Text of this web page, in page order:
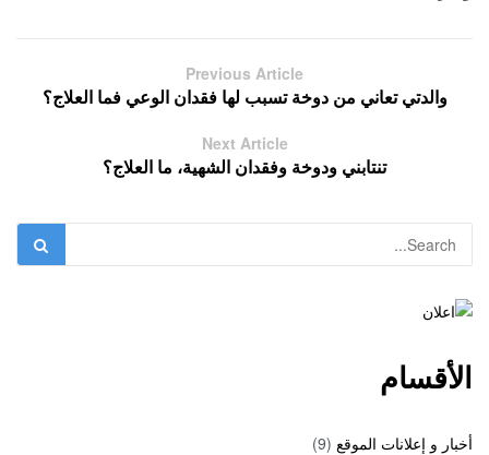
Previous Article
والدتي تعاني من دوخة تسبب لها فقدان الوعي فما العلاج؟
Next Article
تنتابني ودوخة وفقدان الشهية، ما العلاج؟
الأقسام
أخبار و إعلانات الموقع (9)